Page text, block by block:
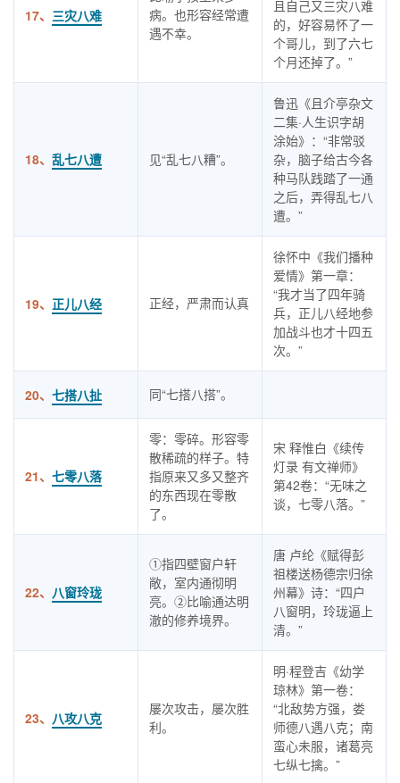
17、 三灾八难
病。也形容经常遭
遇不幸。
且自己又三灾八难
的，好容易怀了一
个哥儿，到了六七
个月还掉了。”
18、 乱七八遭 见“乱七八糟”。
鲁迅《且介亭杂文
二集·人生识字胡
涂始》：“非常驳
杂，脑子给古今各
种马队践踏了一通
之后，弄得乱七八
遭。”
19、 正儿八经 正经，严肃而认真
徐怀中《我们播种
爱情》第一章：
“我才当了四年骑
兵，正儿八经地参
加战斗也才十四五
次。”
20、 七搭八扯 同“七搭八搭”。
21、 七零八落
零：零碎。形容零
散稀疏的样子。特
指原来又多又整齐
的东西现在零散
了。
宋 释惟白《续传
灯录 有文禅师》
第42卷：“无味之
谈，七零八落。”
22、 八窗玲珑
①指四壁窗户轩
敞，室内通彻明
亮。②比喻通达明
澈的修养境界。
唐 卢纶《赋得彭
祖楼送杨德宗归徐
州幕》诗：“四户
八窗明，玲珑逼上
清。”
23、 八攻八克
屡次攻击，屡次胜
利。
明·程登吉《幼学
琼林》第一卷：
“北敌势方强，娄
师德八遇八克；南
蛮心未服，诸葛亮
七纵七擒。”